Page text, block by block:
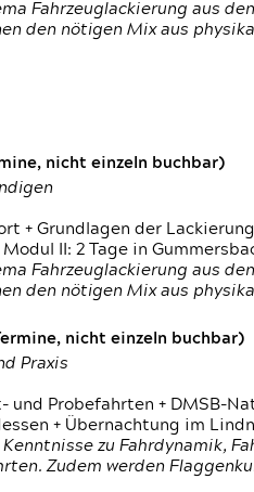
Fahrzeuglackierung aus
den nötigen Mix aus
nicht einzeln buchbar)
+ Grundlagen der
II: 2 Tage in
Fahrzeuglackierung aus
den nötigen Mix aus
nicht einzeln buchbar)
Praxis
Probefahrten + DMSB-
+ Übernachtung im
zu Fahrdynamik,
Zudem werden